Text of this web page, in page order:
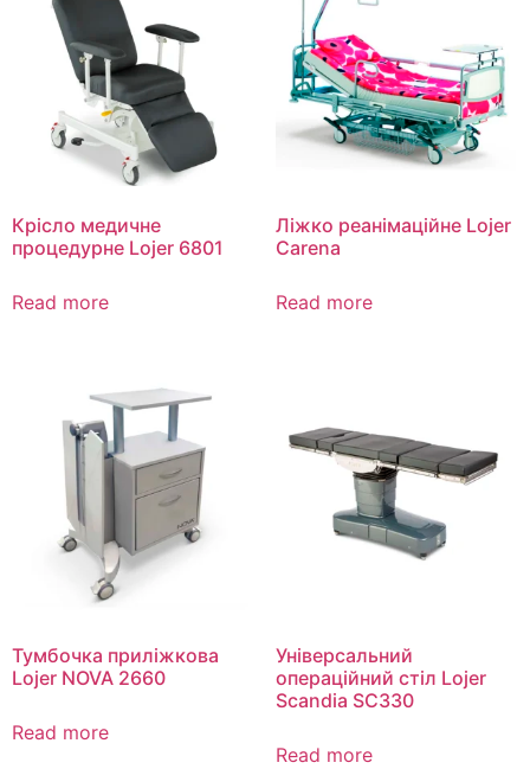
Крісло медичне
процедурне Lojer 6801
Read more
Ліжко реанімаційне Lojer
Carena
Read more
Тумбочка приліжкова
Lojer NOVA 2660
Read more
Універсальний
операційний стіл Lojer
Scandia SC330
Read more